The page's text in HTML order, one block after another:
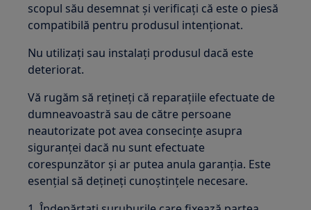
scopul său desemnat și verificați că este o piesă
compatibilă pentru produsul intenționat.
Nu utilizați sau instalați produsul dacă este
deteriorat.
Vă rugăm să rețineți că reparațiile efectuate de
dumneavoastră sau de către persoane
neautorizate pot avea consecințe asupra
siguranței dacă nu sunt efectuate
corespunzător și ar putea anula garanția. Este
esențial să dețineți cunoștințele necesare.